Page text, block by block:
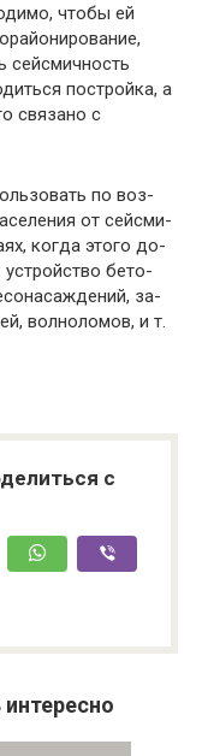
чтобы ей
сейсмичность
постройка, а
связано с
по воз­
от сейсми­
когда этого до­
устройство бето­
за­
волноломов, и т.
с